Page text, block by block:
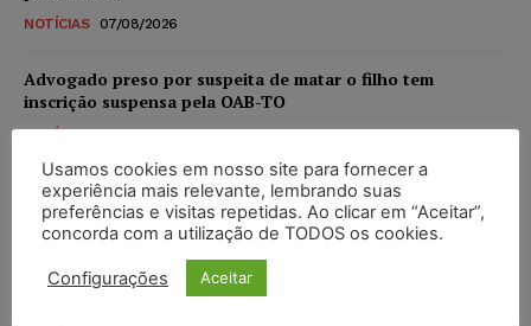
NOTÍCIAS 07/08/2026
Advogado preso por suspeita de matar o filho tem
inscrição suspensa pela OAB-TO
NOTÍCIAS 07/08/2026
STF amplia isenção de IBS e CBS na compra de veículos
novos para pessoas com deficiência e autistas de todos os
níveis
Usamos cookies em nosso site para fornecer a
experiência mais relevante, lembrando suas
preferências e visitas repetidas. Ao clicar em “Aceitar”,
concorda com a utilização de TODOS os cookies.
Configurações Aceitar